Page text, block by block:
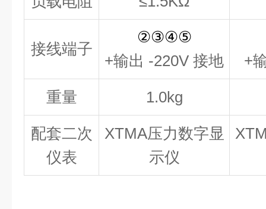
接线端子
②③④⑤
+输出 -220V 接地
+
重量 1.0kg
配套二次
仪表
XTMA压力数字显
示仪